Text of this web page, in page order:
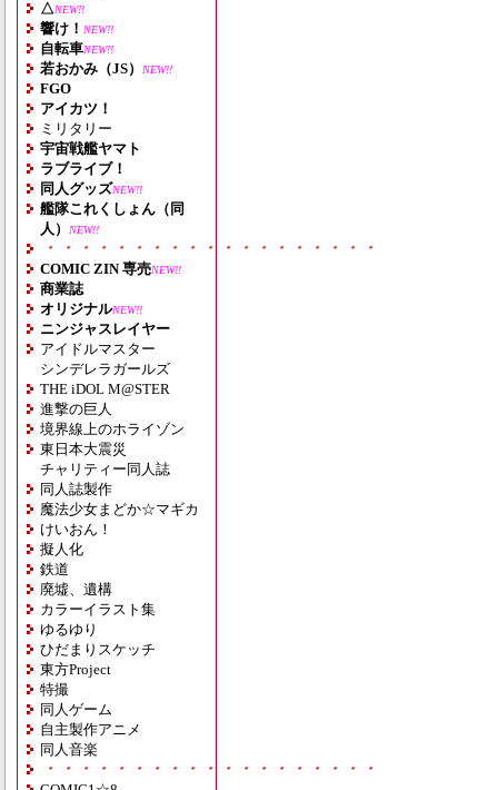
△NEW!!
響け！ NEW!!
自転車NEW!!
若おかみ（JS） NEW!!
FGO
アイカツ！
ミリタリー
宇宙戦艦ヤマト
ラブライブ！
同人グッズNEW!!
艦隊これくしょん（同
人）
NEW!!
・・・・・・・・・・・・・・・・・・・
COMIC ZIN 専売NEW!!
商業誌
オリジナルNEW!!
ニンジャスレイヤー
アイドルマスター
シンデレラガールズ
THE iDOL M@STER
進撃の巨人
境界線上のホライゾン
東日本大震災
チャリティー同人誌
同人誌製作
魔法少女まどか☆マギカ
けいおん！
擬人化
鉄道
廃墟、遺構
カラーイラスト集
ゆるゆり
ひだまりスケッチ
東方Project
特撮
同人ゲーム
自主製作アニメ
同人音楽
・・・・・・・・・・・・・・・・・・・